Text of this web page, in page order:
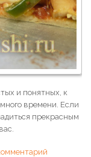
и понятных, к
времени. Если
прекрасным